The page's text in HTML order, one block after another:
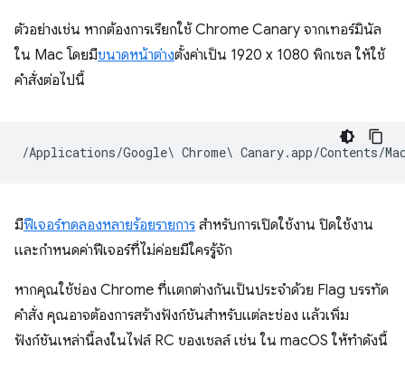
ตัวอย่างเช่น หากต้องการเรียกใช้ Chrome Canary จากเทอร์มินัล
ใน Mac โดยมีขนาดหน้าต่างตั้งค่าเป็น 1920 x 1080 พิกเซล ให้ใช้
คำสั่งต่อไปนี้
มีฟีเจอร์ทดลองหลายร้อยรายการ สำหรับการเปิดใช้งาน ปิดใช้งาน
และกำหนดค่าฟีเจอร์ที่ไม่ค่อยมีใครรู้จัก
หากคุณใช้ช่อง Chrome ที่แตกต่างกันเป็นประจำด้วย Flag บรรทัด
คำสั่ง คุณอาจต้องการสร้างฟังก์ชันสำหรับแต่ละช่อง แล้วเพิ่ม
ฟังก์ชันเหล่านี้ลงในไฟล์ RC ของเชลล์ เช่น ใน macOS ให้ทำดังนี้